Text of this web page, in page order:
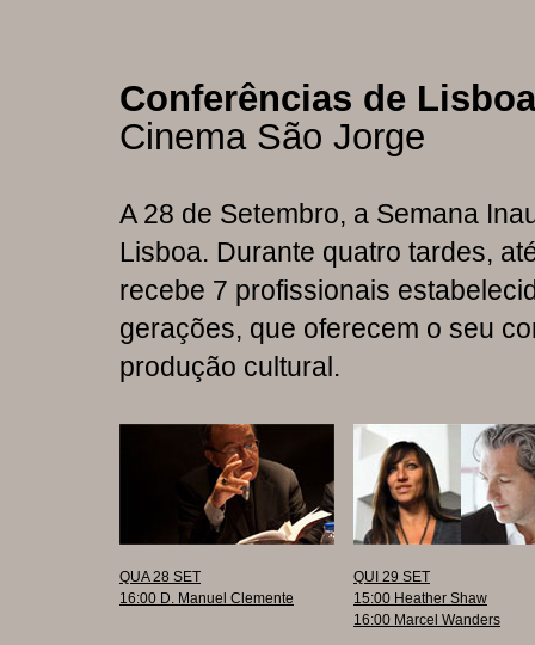
Conferências de
Cinema São Jorge
A 28 de Setembro, a Semana
Lisboa. Durante quatro tardes,
recebe 7 profissionais
gerações, que oferecem o seu
produção cultural.
QUA 28 SET
16:00 D. Manuel Clemente
QUI 29 SET
15:00 Heather Shaw
16:00 Marcel Wanders